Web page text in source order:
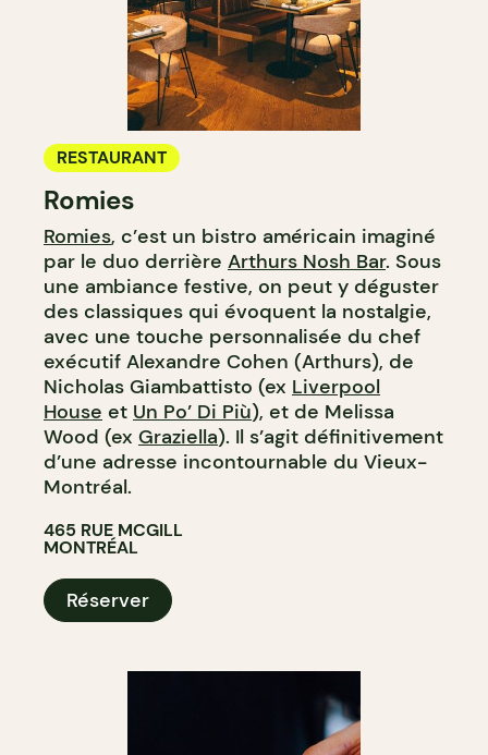
RESTAURANT
Romies
Romies, c’est un bistro américain imaginé
par le duo derrière Arthurs Nosh Bar. Sous
une ambiance festive, on peut y déguster
des classiques qui évoquent la nostalgie,
avec une touche personnalisée du chef
exécutif Alexandre Cohen (Arthurs), de
Nicholas Giambattisto (ex Liverpool
House et Un Po’ Di Più), et de Melissa
Wood (ex Graziella). Il s’agit définitivement
d’une adresse incontournable du Vieux-
Montréal.
465 RUE MCGILL
MONTRÉAL
Réserver